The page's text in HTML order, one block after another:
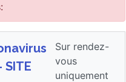
SITE
Sur rendez-
vous
uniquement